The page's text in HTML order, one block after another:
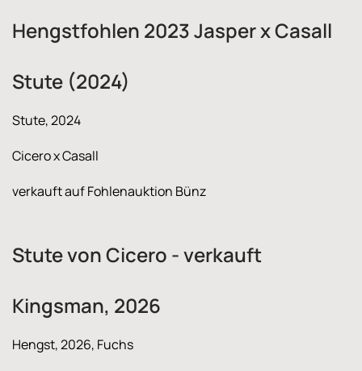
Hengstfohlen 2023 Jasper x Casall
Stute (2024)
Stute, 2024
Cicero x Casall
verkauft auf Fohlenauktion Bünz
Stute von Cicero - verkauft
Kingsman, 2026
Hengst, 2026, Fuchs